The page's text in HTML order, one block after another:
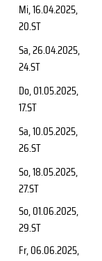
Mi, 16.04.2025,
20.ST
Sa, 26.04.2025,
24.ST
Do, 01.05.2025,
17.ST
Sa, 10.05.2025,
26.ST
So, 18.05.2025,
27.ST
So, 01.06.2025,
29.ST
Fr, 06.06.2025,